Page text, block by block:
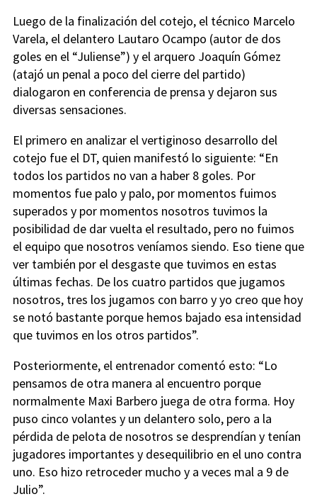
Luego de la finalización del cotejo, el técnico Marcelo
Varela, el delantero Lautaro Ocampo (autor de dos
goles en el “Juliense”) y el arquero Joaquín Gómez
(atajó un penal a poco del cierre del partido)
dialogaron en conferencia de prensa y dejaron sus
diversas sensaciones.
El primero en analizar el vertiginoso desarrollo del
cotejo fue el DT, quien manifestó lo siguiente: “En
todos los partidos no van a haber 8 goles. Por
momentos fue palo y palo, por momentos fuimos
superados y por momentos nosotros tuvimos la
posibilidad de dar vuelta el resultado, pero no fuimos
el equipo que nosotros veníamos siendo. Eso tiene que
ver también por el desgaste que tuvimos en estas
últimas fechas. De los cuatro partidos que jugamos
nosotros, tres los jugamos con barro y yo creo que hoy
se notó bastante porque hemos bajado esa intensidad
que tuvimos en los otros partidos”.
Posteriormente, el entrenador comentó esto: “Lo
pensamos de otra manera al encuentro porque
normalmente Maxi Barbero juega de otra forma. Hoy
puso cinco volantes y un delantero solo, pero a la
pérdida de pelota de nosotros se desprendían y tenían
jugadores importantes y desequilibrio en el uno contra
uno. Eso hizo retroceder mucho y a veces mal a 9 de
Julio”.